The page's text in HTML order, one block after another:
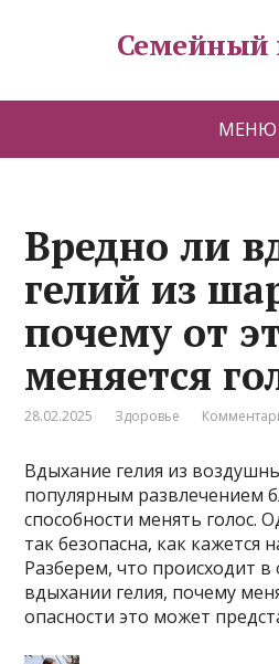
Семейный
МЕНЮ
Вредно ли
гелий из
почему от
меняется
28.02.2025 Здоровье
Вдыхание гелия из
популярным развлечением
способности менять голос.
так безопасна, как кажется
Разберем, что происходит
вдыхании гелия, почему
опасности это может